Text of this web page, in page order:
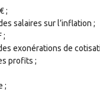
;
salaires sur l’inflation ;
;
exonérations de
profits ;
;